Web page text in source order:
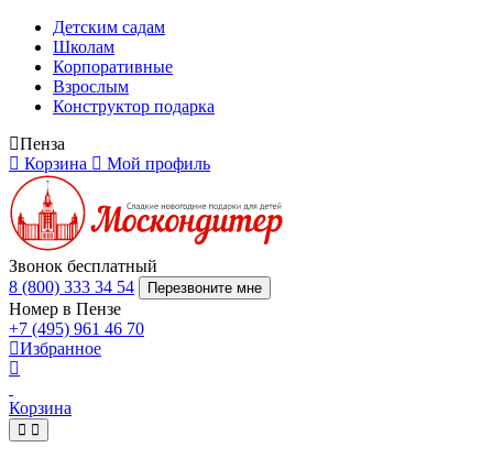
Детским садам
Школам
Корпоративные
Взрослым
Конструктор подарка
Пенза
Корзина
Мой профиль
Звонок бесплатный
8 (800) 333 34 54
Перезвоните мне
Номер в Пензе
+7 (495) 961 46 70
Избранное
Корзина